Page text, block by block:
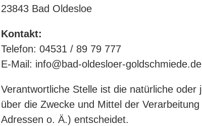
23843 Bad Oldesloe
Kontakt:
Telefon: 04531 / 89 79 777
E-Mail: info@bad-oldesloer-goldschmiede.de
Verantwortliche Stelle ist die natürliche
über die Zwecke und Mittel der
Adressen o. Ä.) entscheidet.